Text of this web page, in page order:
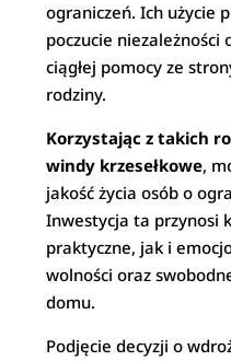
ograniczeń. Ich użycie
poczucie
ciągłej pomocy ze
rodziny.
Korzystając z takich
windy krzesełkowe,
jakość życia osób o
Inwestycja ta przynosi
praktyczne, jak i
wolności oraz
domu.
Podjęcie decyzji o